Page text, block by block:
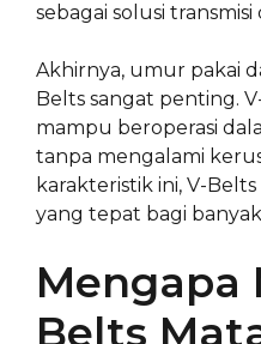
sebagai solusi transmisi
Akhirnya, umur pakai
Belts sangat penting.
mampu beroperasi
tanpa mengalami
karakteristik ini, V-
yang tepat bagi
Mengapa
Belts